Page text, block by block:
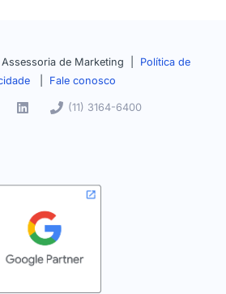
de Marketing | Política de
Fale conosco
(11) 3164-6400